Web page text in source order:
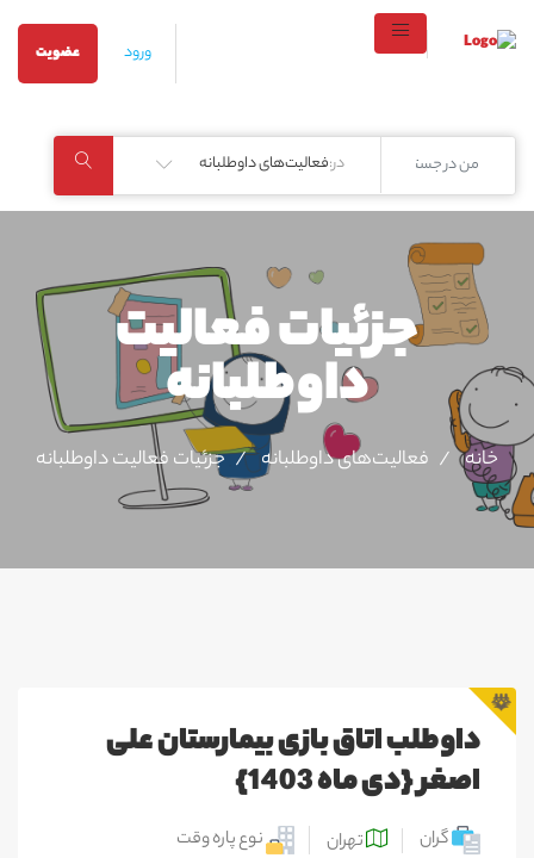
ورود عضویت
در:فعالیت‌های داوطلبانه
جزئیات فعالیت‌
داوطلبانه
خانه فعالیت‌های داوطلبانه جزئیات فعالیت‌ داوطلبانه
داوطلب اتاق بازی بیمارستان علی
اصغر {دی ماه 1403}
گران تهران
نوع پاره وقت